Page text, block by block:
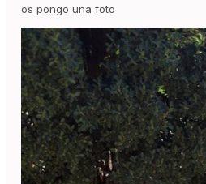
os pongo una foto